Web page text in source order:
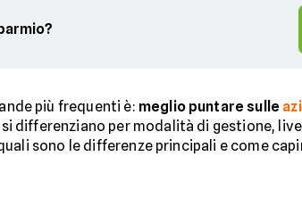
più frequenti è: meglio puntare sulle
differenziano per modalità di gestione,
sono le differenze principali e come